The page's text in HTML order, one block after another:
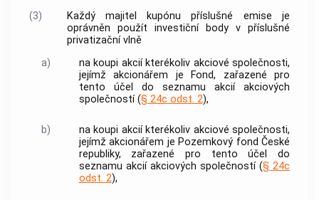
(3)
Každý majitel kupónu příslušné emise je
oprávněn použít investiční body v příslušné
privatizační vlně
a)
na koupi akcií kterékoliv akciové společnosti,
jejímž akcionářem je Fond, zařazené pro
tento účel do seznamu akcií akciových
společností(§ 24c odst. 2),
b) na koupi akcií kterékoliv akciové společnosti,
jejímž akcionářem je Pozemkový fond České
republiky, zařazené pro tento účel do
seznamu akcií akciových společností(§ 24c
odst. 2),